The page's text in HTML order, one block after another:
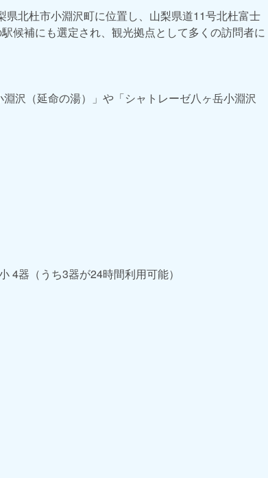
北杜市小淵沢町に位置し、山梨県道11号北杜富士
候補にも選定され、観光拠点として多くの訪問者に
沢（延命の湯）」や「シャトレーゼ八ヶ岳小淵沢
4器（うち3器が24時間利用可能）